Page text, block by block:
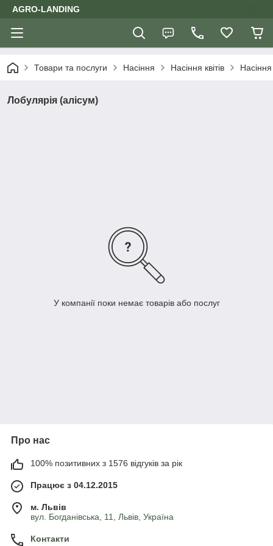
AGRO-LANDING
Товари та послуги Насіння Насіння квітів Насіння
Лобулярія (алісум)
У компанії поки немає товарів або послуг
Про нас
100% позитивних з 1576 відгуків за рік
Працює з 04.12.2015
м. Львів
вул. Богданівська, 11, Львів, Україна
Контакти